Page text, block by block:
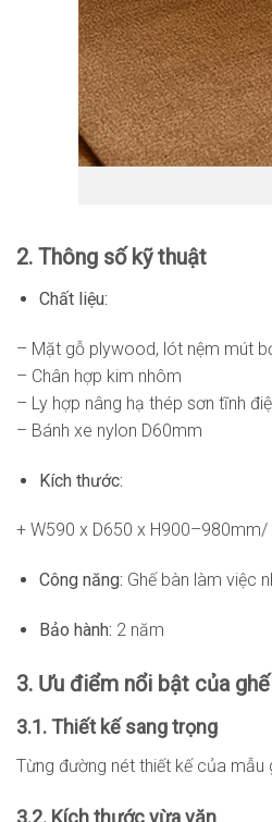
2. Thông số kỹ thuật
Chất liệu:
– Mặt gỗ plywood, lót nệm mút
– Chân hợp kim nhôm
– Ly hợp nâng hạ thép sơn tĩnh
– Bánh xe nylon D60mm
Kích thước:
+ W590 x D650 x
Công năng: Ghế bàn làm việc
Bảo hành: 2 năm
3. Ưu điểm nổi bật của
3.1. Thiết kế sang trọng
Từng đường nét thiết kế của
3.2. Kích thước vừa vặn